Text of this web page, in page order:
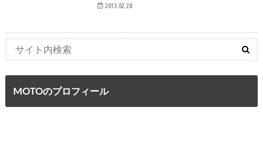
2013.02.28
MOTOのプロフィール